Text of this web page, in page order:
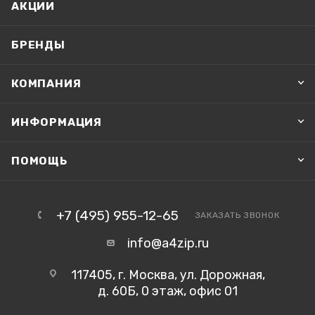
АКЦИИ
БРЕНДЫ
КОМПАНИЯ
ИНФОРМАЦИЯ
ПОМОЩЬ
+7 (495) 955-12-65 ЗАКАЗАТЬ ЗВОНОК
info@a4zip.ru
117405, г. Москва, ул. Дорожная,
д. 60Б, 0 этаж, офис 01